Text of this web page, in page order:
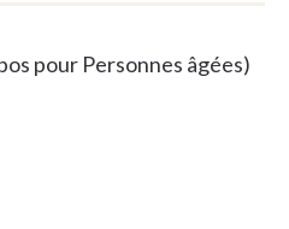
pour Personnes âgées)